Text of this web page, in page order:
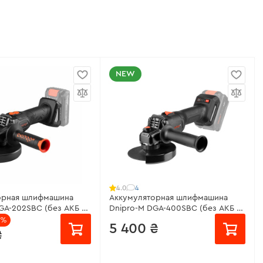
шлифмашина
202SBC (без АКБ и
NEW
4.0 4
Аккумуляторная шлифмашина
Dnipro-M DGA-400SBC (без АКБ и
5 400 ₴